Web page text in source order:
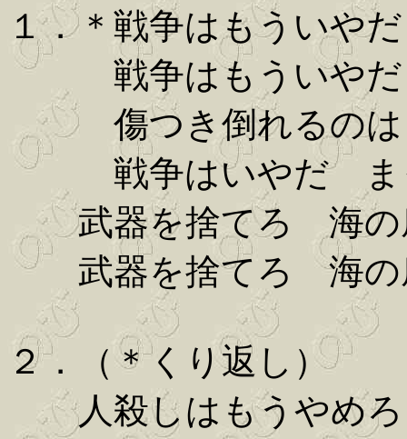
１．＊戦争はもういや
戦争はもういやだ
傷つき倒れるのは
戦争はいやだ ま
武器を捨てろ 海の
武器を捨てろ 海の
２．（＊くり返し）
人殺しはもうやめ